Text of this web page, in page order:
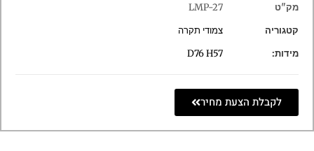
מק"ט
LMP-27
קטגוריה
צמודי תקרה
מידות:
D76 H57
לקבלת הצעת מחיר